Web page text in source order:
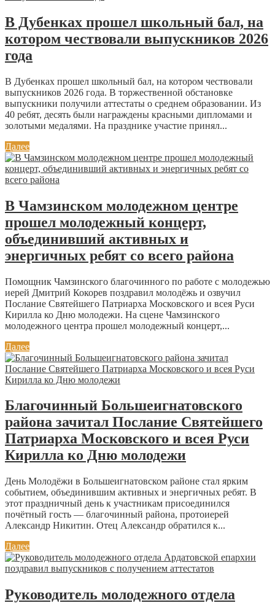
В Дубенках прошел школьный бал, на
котором чествовали выпускников 2026
года
В Дубенках прошел школьный бал, на котором чествовали
выпускников 2026 года. В торжественной обстановке
выпускники получили аттестаты о среднем образовании. Из
40 ребят, десять были награждены красными дипломами и
золотыми медалями. На празднике участие принял...
Далее
В Чамзинском молодежном центре
прошел молодежный концерт,
объединивший активных и
энергичных ребят со всего района
Помощник Чамзинского благочинного по работе с молодежью
иерей Дмитрий Кокорев поздравил молодёжь и озвучил
Послание Святейшего Патриарха Московского и всея Руси
Кирилла ко Дню молодежи. На сцене Чамзинского
молодежного центра прошел молодежный концерт,...
Далее
Благочинный Большеигнатовского
района зачитал Послание Святейшего
Патриарха Московского и всея Руси
Кирилла ко Дню молодежи
День Молодёжи в Большеигнатовском районе стал ярким
событием, объединившим активных и энергичных ребят. В
этот праздничный день к участникам присоединился
почётный гость — благочинный района, протоиерей
Александр Никитин. Отец Александр обратился к...
Далее
Руководитель молодежного отдела